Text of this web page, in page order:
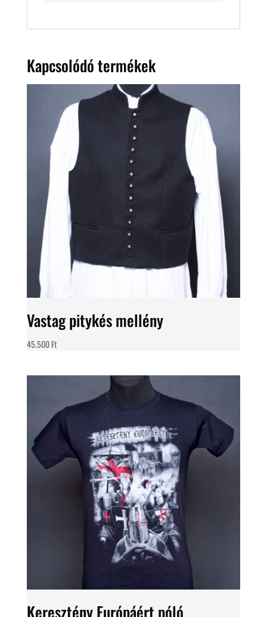
Kapcsolódó termékek
Vastag pitykés mellény
45.500Ft
Keresztény Európáért póló